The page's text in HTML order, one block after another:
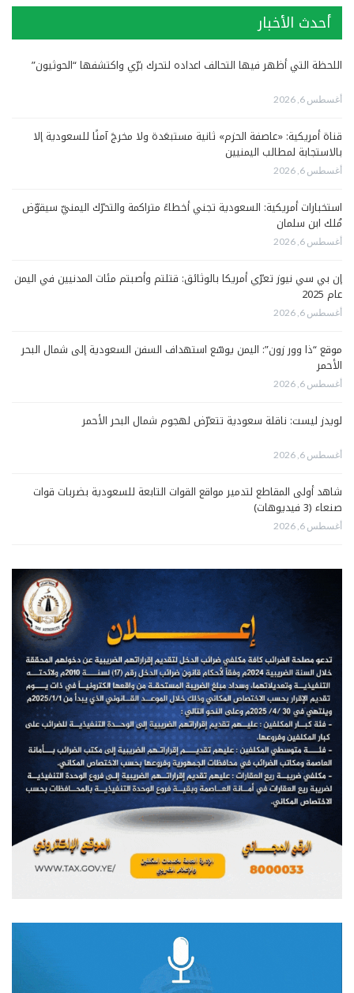
أحدث الأخبار
اللحظة التي أظهر فيها التحالف اعداده لتحرك برّي واكتشفها “الحوثيون”
أغسطس 6, 2026
قناة أمريكية: «عاصفة الحزم» ثانية مستبعَدة ولا مخرجَ آمنًا للسعودية إلا
بالاستجابة لمطالب اليمنيين
أغسطس 6, 2026
استخبارات أمريكية: السعودية تجني أخطاءً متراكمة والتحرّك اليمنيّ سيقوّض
مُلك ابن سلمان
أغسطس 6, 2026
إن بي سي نيوز تعرّي أمريكا بالوثائق: قتلتم وأصبتم مئات المدنيين في اليمن
عام 2025
أغسطس 6, 2026
موقع “ذا وور زون”: اليمن يوسّع استهداف السفن السعودية إلى شمال البحر
الأحمر
أغسطس 6, 2026
لويدز ليست: ناقلة سعودية تتعرّض لهجوم شمال البحر الأحمر
أغسطس 6, 2026
شاهد أولى المقاطع لتدمير مواقع القوات التابعة للسعودية بضربات قوات
صنعاء (3 فيديوهات)
أغسطس 6, 2026